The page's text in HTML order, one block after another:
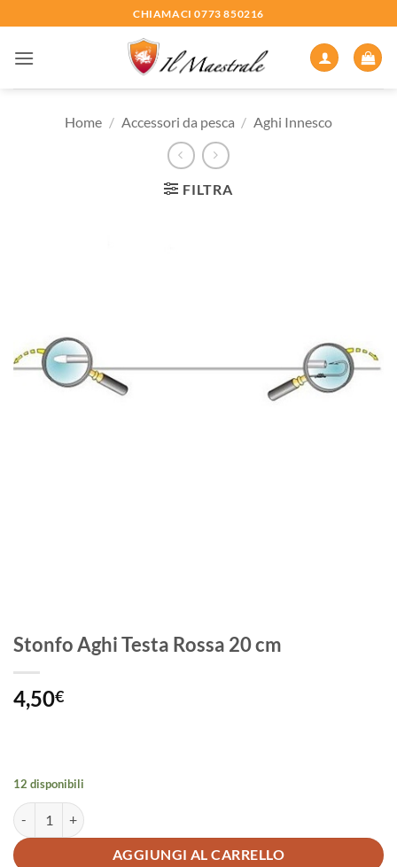
ai
contenuti
CHIAMACI 0773 850216
Home / Accessori da pesca / Aghi Innesco
FILTRA
Stonfo Aghi Testa Rossa 20 cm
4,50€
12 disponibili
Stonfo Aghi Testa Rossa 20 cm quantità
AGGIUNGI AL CARRELLO